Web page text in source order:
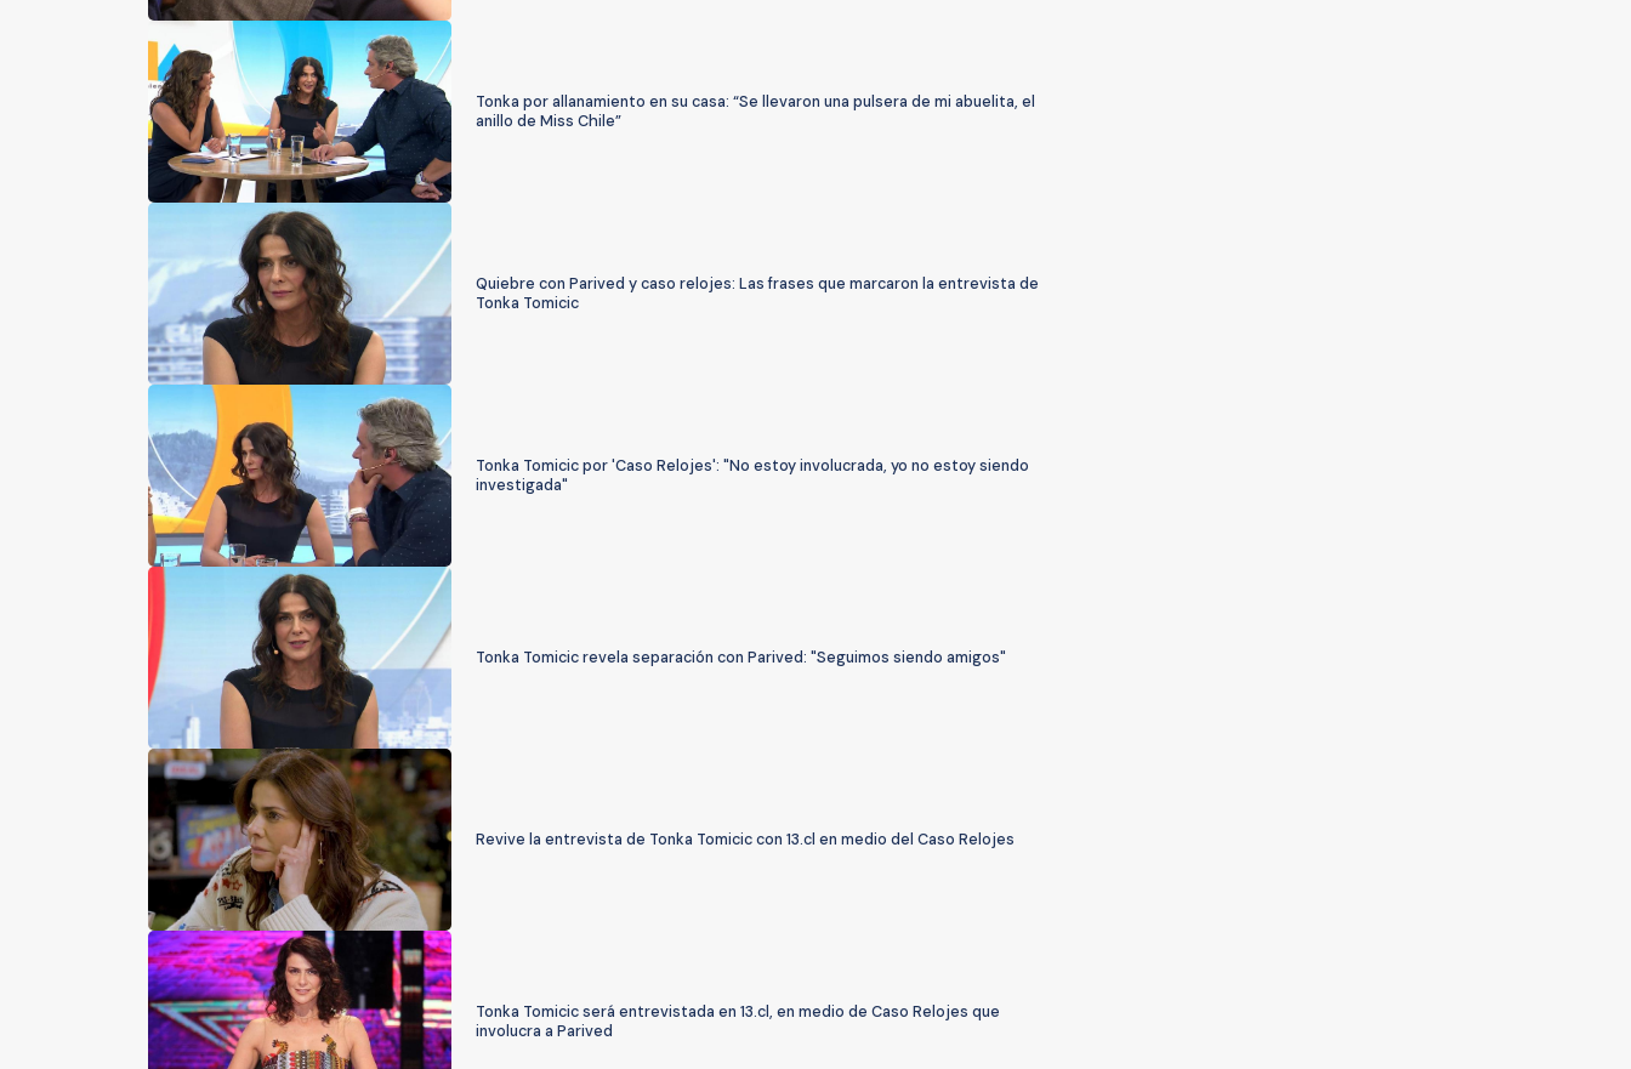
Tonka por allanamiento en su casa: “Se llevaron una pulsera de mi abuelita, el
anillo de Miss Chile”
Quiebre con Parived y caso relojes: Las frases que marcaron la entrevista de
Tonka Tomicic
Tonka Tomicic por 'Caso Relojes': "No estoy involucrada, yo no estoy siendo
investigada"
Tonka Tomicic revela separación con Parived: "Seguimos siendo amigos"
Revive la entrevista de Tonka Tomicic con 13.cl en medio del Caso Relojes
Tonka Tomicic será entrevistada en 13.cl, en medio de Caso Relojes que
involucra a Parived